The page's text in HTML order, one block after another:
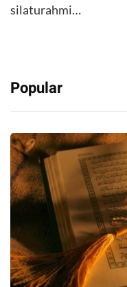
silaturahmi…
Popular